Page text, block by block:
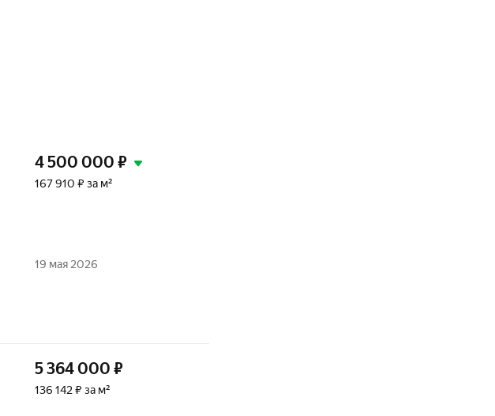
4 500 000 ₽
167 910 ₽ за м²
19 мая 2026
5 364 000 ₽
136 142 ₽ за м²